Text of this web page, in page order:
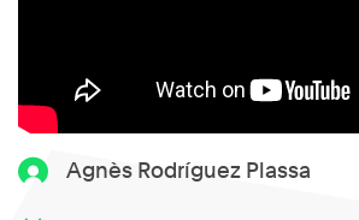
Agnès Rodríguez Plassa